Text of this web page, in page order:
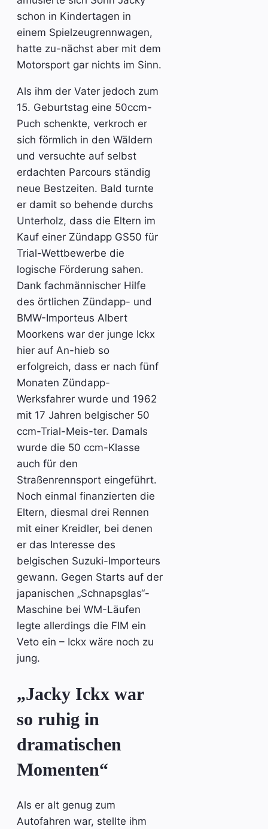
schon in Kindertagen in
einem Spielzeugrennwagen,
hatte zu-nächst aber mit dem
Motorsport gar nichts im Sinn.
Als ihm der Vater jedoch zum
15. Geburtstag eine 50ccm-
Puch schenkte, verkroch er
sich förmlich in den Wäldern
und versuchte auf selbst
erdachten Parcours ständig
neue Bestzeiten. Bald turnte
er damit so behende durchs
Unterholz, dass die Eltern im
Kauf einer Zündapp GS50 für
Trial-Wettbewerbe die
logische Förderung sahen.
Dank fachmännischer Hilfe
des örtlichen Zündapp- und
BMW-Importeus Albert
Moorkens war der junge Ickx
hier auf An-hieb so
erfolgreich, dass er nach fünf
Monaten Zündapp-
Werksfahrer wurde und 1962
mit 17 Jahren belgischer 50
ccm-Trial-Meis-ter. Damals
wurde die 50 ccm-Klasse
auch für den
Straßenrennsport eingeführt.
Noch einmal finanzierten die
Eltern, diesmal drei Rennen
mit einer Kreidler, bei denen
er das Interesse des
belgischen Suzuki-Importeurs
gewann. Gegen Starts auf der
japanischen „Schnapsglas“-
Maschine bei WM-Läufen
legte allerdings die FIM ein
Veto ein – Ickx wäre noch zu
jung.
„Jacky Ickx war
so ruhig in
dramatischen
Momenten“
Als er alt genug zum
Autofahren war, stellte ihm